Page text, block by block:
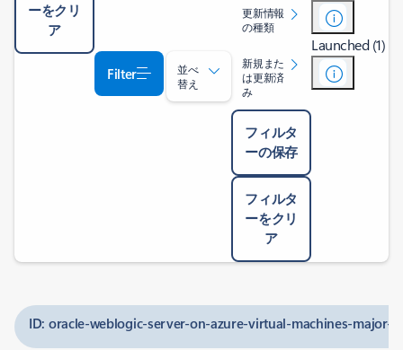
ーをクリ
ア
Filter
並べ
替え
更新情報
の種類
新規また
は更新済
み
フィルタ
ーの保存
フィルタ
ーをクリ
ア
Launched (1)
ID: oracle-weblogic-server-on-azure-virtual-machines-major-